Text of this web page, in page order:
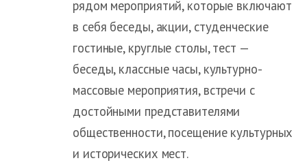
рядом мероприятий, которые включают
в себя беседы, акции, студенческие
гостиные, круглые столы, тест —
беседы, классные часы, культурно-
массовые мероприятия, встречи с
достойными представителями
общественности, посещение культурных
и исторических мест.